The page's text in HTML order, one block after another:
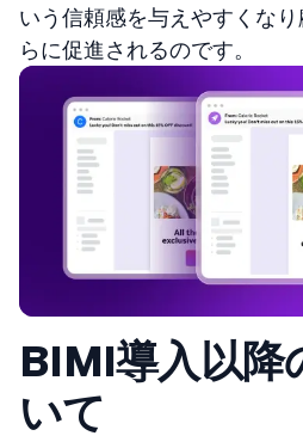
いう信頼感を与えやすくな
らに促進されるのです。
BIMI導入以降
いて